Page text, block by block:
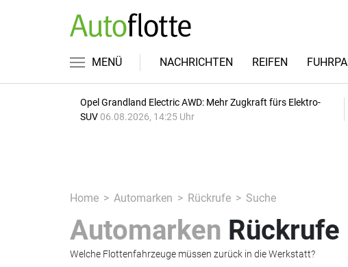
MENÜ NACHRICHTEN REIFEN
Opel Grandland Electric AWD: Mehr Zugkraft fürs Elektro-
SUV 06.08.2026, 14:25 Uhr
Home Automarken Rückrufe Suche
Automarken Rückrufe
Welche Flottenfahrzeuge müssen zurück in die Werkstatt?